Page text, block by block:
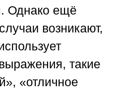
Однако ещё
возникают,
такие
«отличное